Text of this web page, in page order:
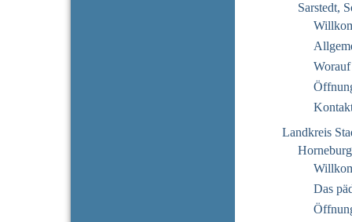
Sarstedt,
Landkreis
Das